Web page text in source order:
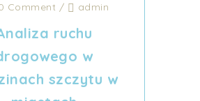
Comment / admin
ruchu
w
szczytu w